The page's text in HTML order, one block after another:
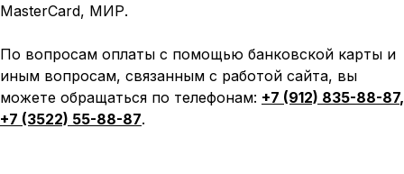
MasterCard, МИР.
По вопросам оплаты с помощью банковской карты и
иным вопросам, связанным с работой сайта, вы
можете обращаться по телефонам: +7 (912) 835-88-87,
+7 (3522) 55-88-87.